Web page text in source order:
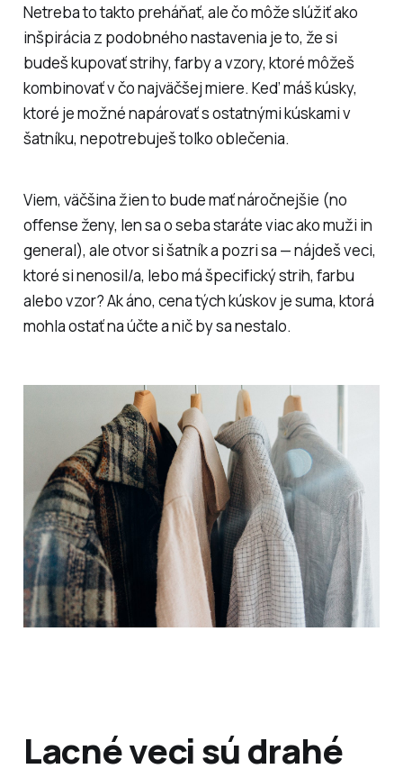
Netreba to takto preháňať, ale čo môže slúžiť ako
inšpirácia z podobného nastavenia je to, že si
budeš kupovať strihy, farby a vzory, ktoré môžeš
kombinovať v čo najväčšej miere. Keď máš kúsky,
ktoré je možné napárovať s ostatnými kúskami v
šatníku, nepotrebuješ toľko oblečenia.
Viem, väčšina žien to bude mať náročnejšie (no
offense ženy, len sa o seba staráte viac ako muži in
general), ale otvor si šatník a pozri sa — nájdeš veci,
ktoré si nenosil/a, lebo má špecifický strih, farbu
alebo vzor? Ak áno, cena tých kúskov je suma, ktorá
mohla ostať na účte a nič by sa nestalo.
Lacné veci sú drahé